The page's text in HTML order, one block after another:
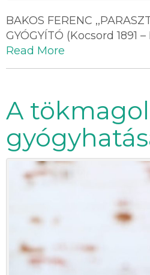
BAKOS FERENC
GYÓGYÍTÓ (Kocsord 1891
Read More
A